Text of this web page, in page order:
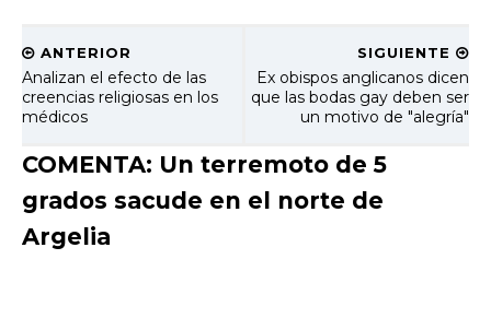
SIGUIENTE
Ex obispos anglicanos dicen
que las bodas gay deben ser
un motivo de "alegría"
ANTERIOR
Analizan el efecto de las
creencias religiosas en los
médicos
COMENTA: Un terremoto de 5
grados sacude en el norte de
Argelia